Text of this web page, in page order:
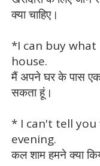
क्या चाहिए।
*I can buy
house.
मैं अपने घर के पास
सकता हूं।
* I can't tell
evening.
कल शाम हमने क्या